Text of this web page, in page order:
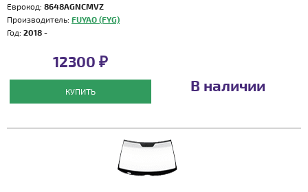
Еврокод: 8648AGNCMVZ
Производитель: FUYAO (FYG)
Год: 2018 -
12300 ₽
КУПИТЬ В наличии